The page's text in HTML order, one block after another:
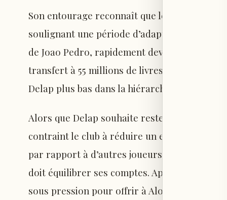
Son entourage reconnaît que les attentes
soulignant une période d’adaptation
de Joao Pedro, rapidement devenu un
transfert à 55 millions de livres en
Delap plus bas dans la hiérarchie, rendant
Alors que Delap souhaite rester, l’absence
contraint le club à réduire un effectif trop
par rapport à d’autres joueurs pourrait faire
doit équilibrer ses comptes. Après une
sous pression pour offrir à Alonso un